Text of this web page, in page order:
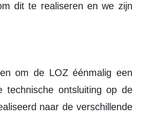
dit te realiseren en we zijn
ontsluiting op de
naar de verschillende